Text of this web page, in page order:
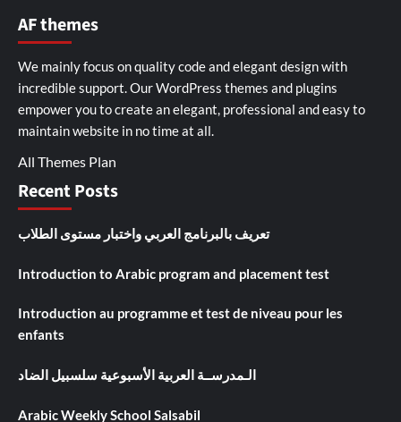
AF themes
We mainly focus on quality code and elegant design with
incredible support. OurWordPress themes and plugins
empower you to create an elegant, professional and easy to
maintain website in no time at all.
All Themes Plan
Recent Posts
تعريف بالبرنامج العربي واختبار مستوى الطلاب
Introduction to Arabic program and placement test
Introduction au programme et test de niveau pour les
enfants
الـمدرســة العربية الأسبوعية سلسبيل الضاد
Arabic Weekly School Salsabil